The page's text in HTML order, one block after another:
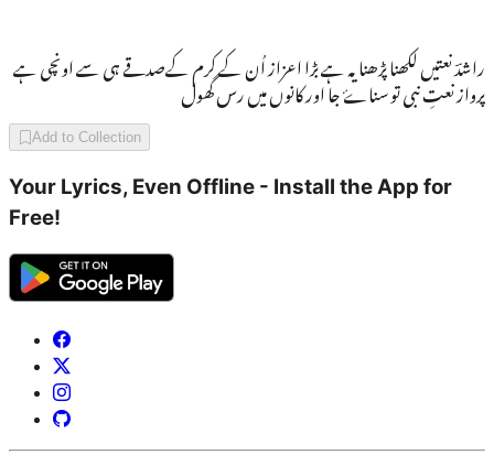
راشدؔ نعتیں لکھنا پڑھنا یہ ہے بڑا اعزاز اُن کے کرم کےصدقے ہی سے اونچی ہے
پرواز نعتِ نبی تو سناۓ جا اور کانوں میں رس گھول
Add to Collection
Your Lyrics, Even Offline - Install the App for
Free!